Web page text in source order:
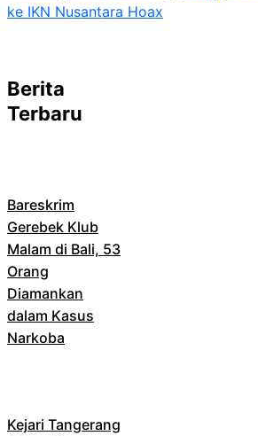
ke IKN Nusantara Hoax
Berita
Terbaru
Bareskrim
Gerebek Klub
Malam di Bali, 53
Orang
Diamankan
dalam Kasus
Narkoba
Kejari Tangerang